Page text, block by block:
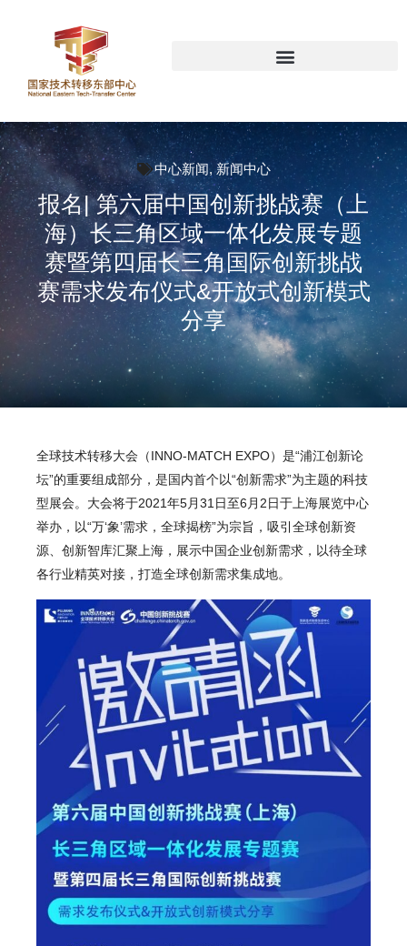
中心新闻,新闻中心
报名| 第六届中国创新挑战赛（上
海）长三角区域一体化发展专题
赛暨第四届长三角国际创新挑战
赛需求发布仪式&开放式创新模式
分享
全球技术转移大会（INNO-MATCH EXPO）是“浦江创新论
坛”的重要组成部分，是国内首个以“创新需求”为主题的科技
型展会。大会将于2021年5月31日至6月2日于上海展览中心
举办，以“万‘象’需求，全球揭榜”为宗旨，吸引全球创新资
源、创新智库汇聚上海，展示中国企业创新需求，以待全球
各行业精英对接，打造全球创新需求集成地。